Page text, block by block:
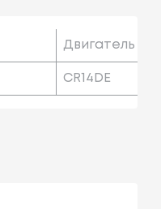
Двигатель
CR14DE